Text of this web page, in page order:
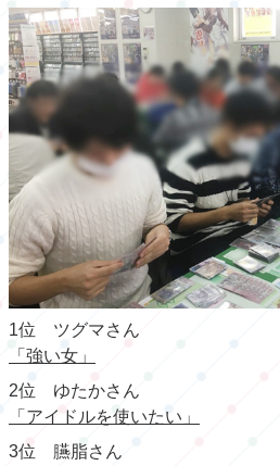
1位 ツグマさん
「強い女」
2位 ゆたかさん
「アイドルを使いたい」
3位 臙脂さん